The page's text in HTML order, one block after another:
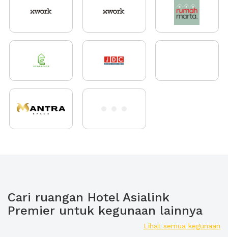
Cari ruangan Hotel Asialink
Premier untuk kegunaan lainnya
Lihat semua kegunaan